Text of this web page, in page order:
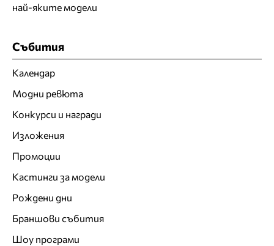
най-яките модели
Събития
Календар
Модни ревюта
Конкурси и награди
Изложения
Промоции
Кастинги за модели
Рождени дни
Браншови събития
Шоу програми